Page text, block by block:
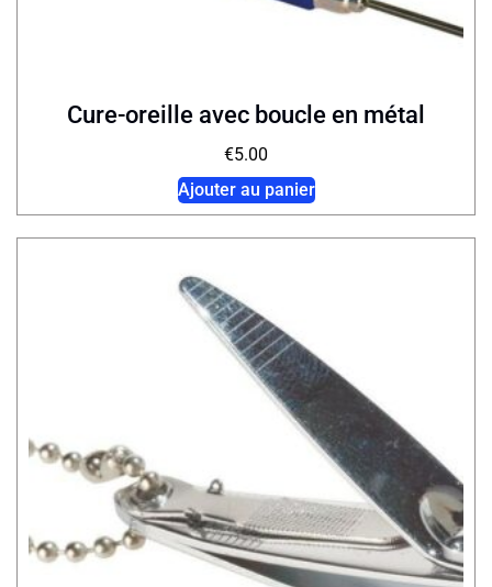
Cure-oreille avec boucle en métal
€5.00
Ajouter au panier